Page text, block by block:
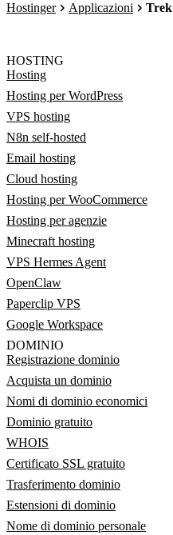
Hostinger Applicazioni Trek
HOSTING
Hosting
Hosting per WordPress
VPS hosting
N8n self-hosted
Email hosting
Cloud hosting
Hosting per WooCommerce
Hosting per agenzie
Minecraft hosting
VPS Hermes Agent
OpenClaw
Paperclip VPS
Google Workspace
DOMINIO
Registrazione dominio
Acquista un dominio
Nomi di dominio economici
Dominio gratuito
WHOIS
Certificato SSL gratuito
Trasferimento dominio
Estensioni di dominio
Nome di dominio personale